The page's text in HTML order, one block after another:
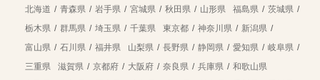
2026年7月21日
2026年7月21日 渋川市の暮らしの魅力は？移住を成功させるための情報を徹底解説
北海道 青森県 岩手県 宮城県 秋田県 山形県 福島県
茨城県
栃木県
群馬県 埼玉県 千葉県 東京都 神奈川県
新潟県
富山県
石川県 福井県 山梨県 長野県 静岡県 愛知県
岐阜県
三重県
滋賀県 京都府 大阪府 奈良県 兵庫県
和歌山県